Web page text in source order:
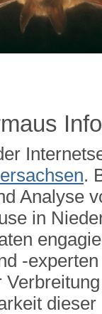
.
Analyse
in
-